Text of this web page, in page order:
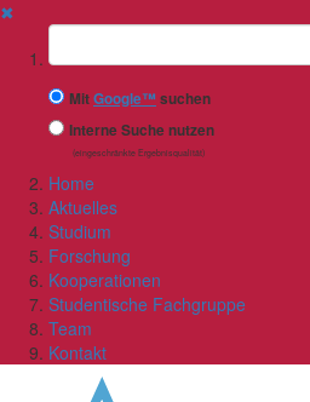
✖
Suchbegriff
MitGoogle™ suchen
Interne Suche nutzen
(eingeschränkte Ergebnisqualität)
Home
Aktuelles
Studium
Forschung
Kooperationen
Studentische Fachgruppe
Team
Kontakt